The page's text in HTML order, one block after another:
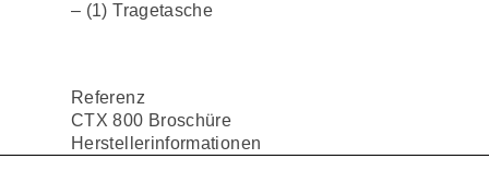
– (1) Tragetasche
Referenz
CTX 800 Broschüre
Herstellerinformationen